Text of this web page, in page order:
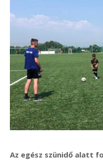
Az egész szünidő alatt